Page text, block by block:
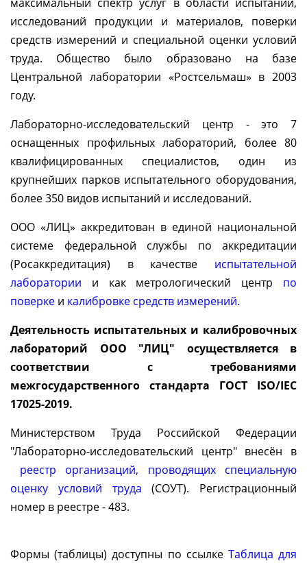
максимальный спектр услуг в области испытаний,
исследований продукции и материалов, поверки
средств измерений и специальной оценки условий
труда. Общество было образовано на базе
Центральной лаборатории «Ростсельмаш» в 2003
году.
Лабораторно-исследовательский центр - это 7
оснащенных профильных лабораторий, более 80
квалифицированных специалистов, один из
крупнейших парков испытательного оборудования,
более 350 видов испытаний и исследований.
ООО «ЛИЦ» аккредитован в единой национальной
системе федеральной службы по аккредитации
(Росаккредитация) в качестве испытательной
лаборатории и как метрологический центр по
поверке и калибровке средств измерений.
Деятельность испытательных и калибровочных
лабораторий ООО "ЛИЦ" осуществляется в
соответствии с требованиями
межгосударственного стандарта ГОСТ ISO/IEC
17025-2019.
Министерством Труда Российской Федерации
"Лабораторно-исследовательский центр" внесён в
реестр организаций, проводящих специальную
оценку условий труда (СОУТ). Регистрационный
номер в реестре - 483.
Формы (таблицы) доступны по ссылке Таблица для